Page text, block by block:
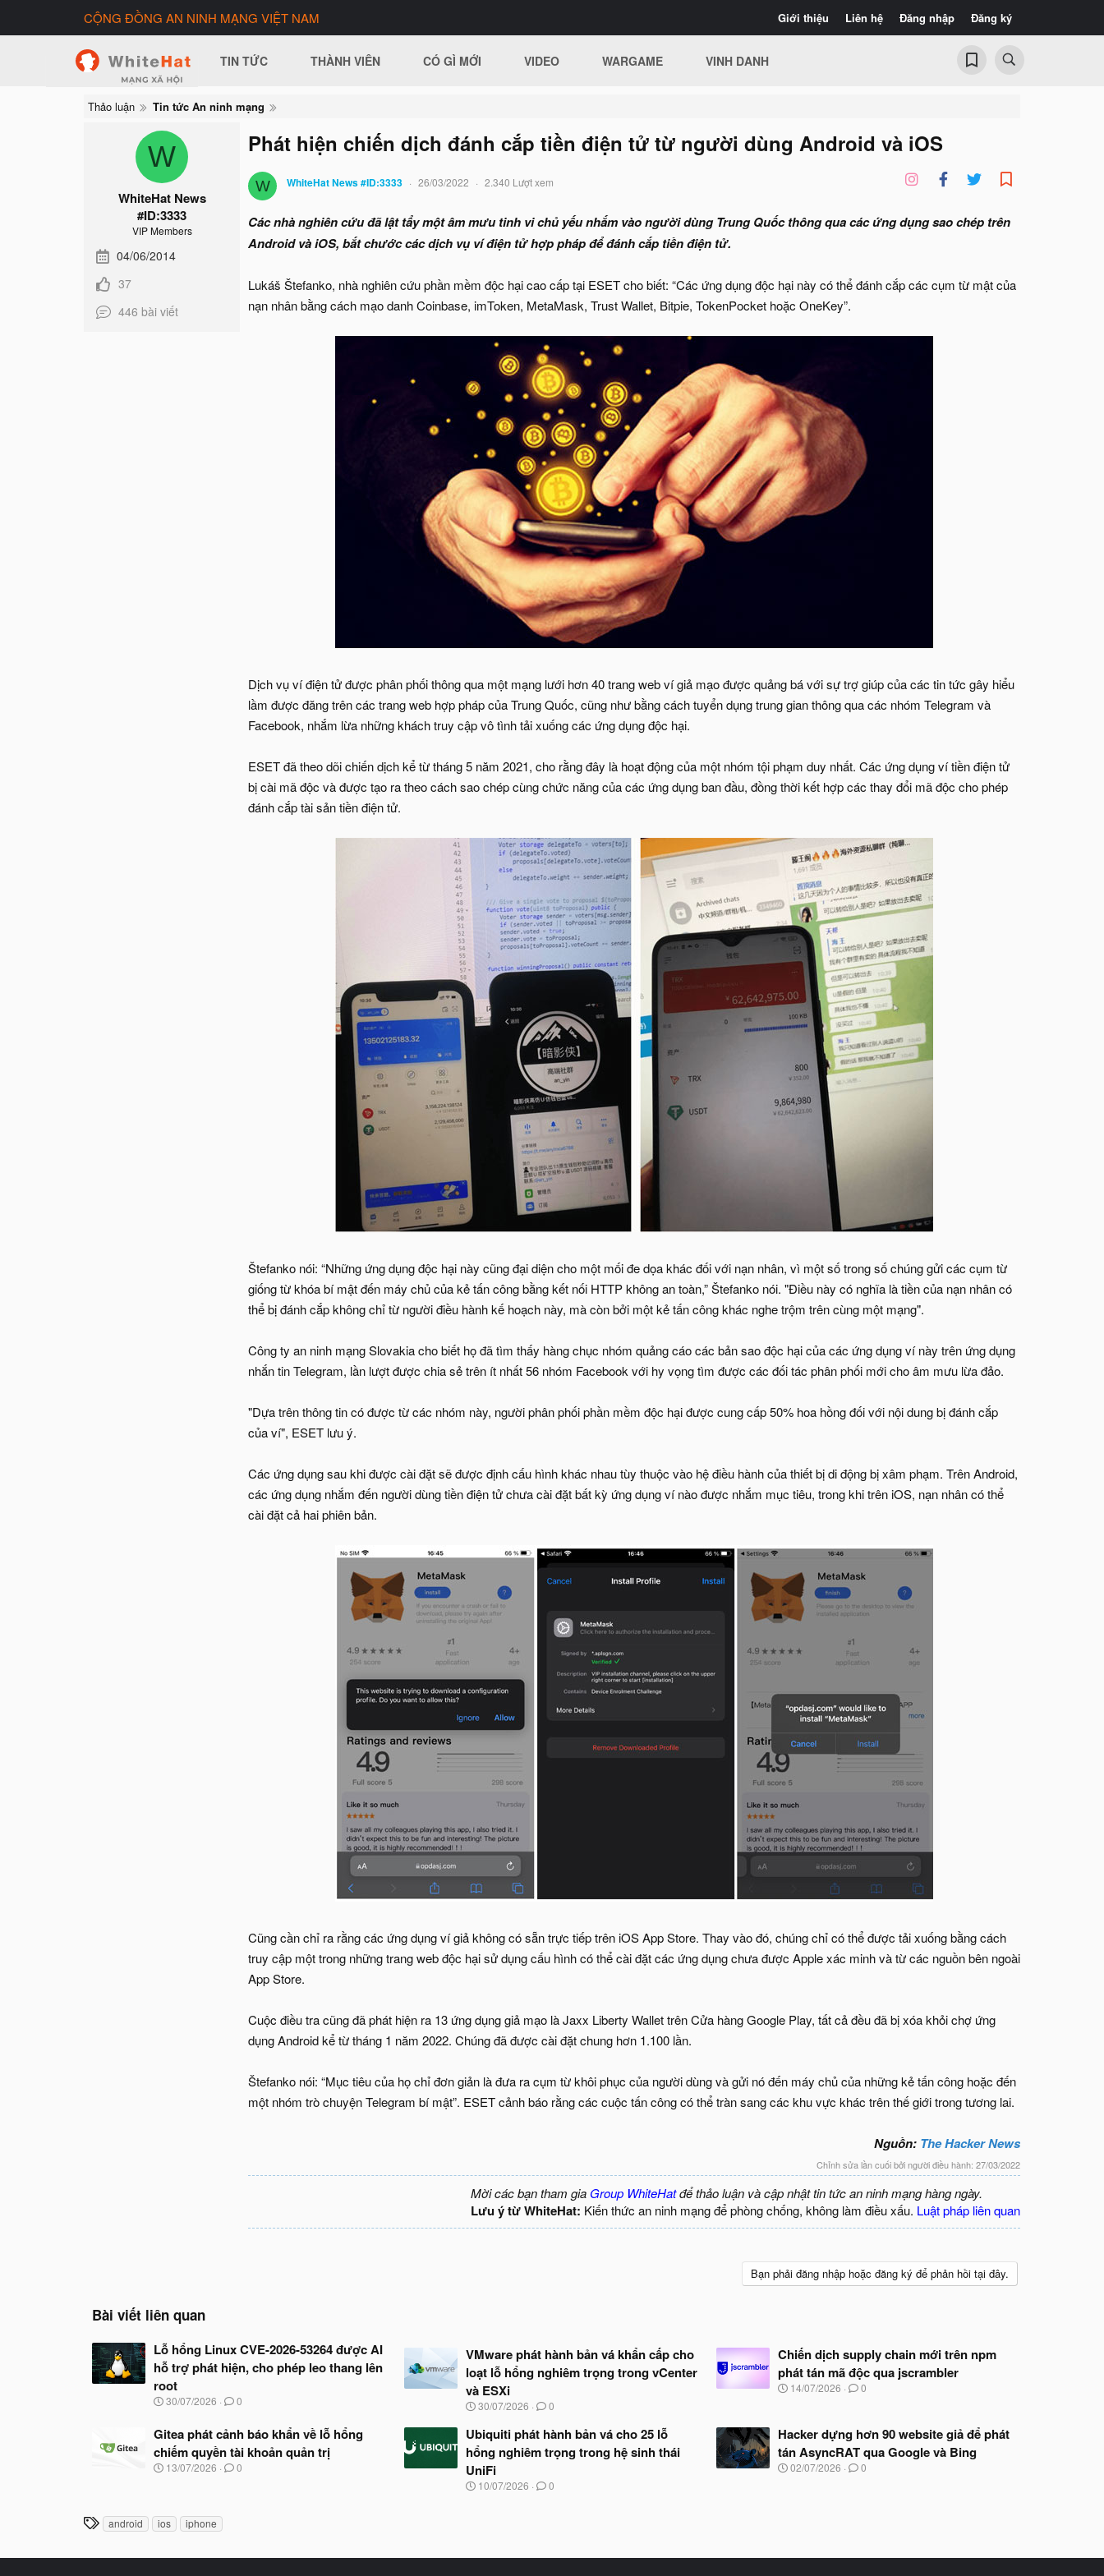
Giới thiệu Liên hệ Đăng nhập Đăng ký
CỘNG ĐỒNG AN NINH MẠNG VIỆT NAM
TIN TỨC THÀNH VIÊN CÓ GÌ MỚI VIDEO WARGAME VINH DANH
Thảo luận Tin tức An ninh mạng
W
WhiteHat News
#ID:3333
VIP Members
04/06/2014
37
446 bài viết
Phát hiện chiến dịch đánh cắp tiền điện tử từ người dùng Android và iOS
W WhiteHat News #ID:3333 26/03/2022 2.340 Lượt xem
Các nhà nghiên cứu đã lật tẩy một âm mưu tinh vi chủ yếu nhắm vào người dùng Trung Quốc thông qua các ứng dụng sao chép trên
Android và iOS, bắt chước các dịch vụ ví điện tử hợp pháp để đánh cắp tiền điện tử.
Lukáš Štefanko, nhà nghiên cứu phần mềm độc hại cao cấp tại ESET cho biết: “Các ứng dụng độc hại này có thể đánh cắp các cụm từ mật của
nạn nhân bằng cách mạo danh Coinbase, imToken, MetaMask, Trust Wallet, Bitpie, TokenPocket hoặc OneKey”.
Dịch vụ ví điện tử được phân phối thông qua một mạng lưới hơn 40 trang web ví giả mạo được quảng bá với sự trợ giúp của các tin tức gây hiểu
lầm được đăng trên các trang web hợp pháp của Trung Quốc, cũng như bằng cách tuyển dụng trung gian thông qua các nhóm Telegram và
Facebook, nhắm lừa những khách truy cập vô tình tải xuống các ứng dụng độc hại.
ESET đã theo dõi chiến dịch kể từ tháng 5 năm 2021, cho rằng đây là hoạt động của một nhóm tội phạm duy nhất. Các ứng dụng ví tiền điện tử
bị cài mã độc và được tạo ra theo cách sao chép cùng chức năng của các ứng dụng ban đầu, đồng thời kết hợp các thay đổi mã độc cho phép
đánh cắp tài sản tiền điện tử.
Štefanko nói: “Những ứng dụng độc hại này cũng đại diện cho một mối đe dọa khác đối với nạn nhân, vì một số trong số chúng gửi các cụm từ
giống từ khóa bí mật đến máy chủ của kẻ tấn công bằng kết nối HTTP không an toàn,” Štefanko nói. "Điều này có nghĩa là tiền của nạn nhân có
thể bị đánh cắp không chỉ từ người điều hành kế hoạch này, mà còn bởi một kẻ tấn công khác nghe trộm trên cùng một mạng".
Công ty an ninh mạng Slovakia cho biết họ đã tìm thấy hàng chục nhóm quảng cáo các bản sao độc hại của các ứng dụng ví này trên ứng dụng
nhắn tin Telegram, lần lượt được chia sẻ trên ít nhất 56 nhóm Facebook với hy vọng tìm được các đối tác phân phối mới cho âm mưu lừa đảo.
"Dựa trên thông tin có được từ các nhóm này, người phân phối phần mềm độc hại được cung cấp 50% hoa hồng đối với nội dung bị đánh cắp
của ví", ESET lưu ý.
Các ứng dụng sau khi được cài đặt sẽ được định cấu hình khác nhau tùy thuộc vào hệ điều hành của thiết bị di động bị xâm phạm. Trên Android,
các ứng dụng nhắm đến người dùng tiền điện tử chưa cài đặt bất kỳ ứng dụng ví nào được nhắm mục tiêu, trong khi trên iOS, nạn nhân có thể
cài đặt cả hai phiên bản.
Cũng cần chỉ ra rằng các ứng dụng ví giả không có sẵn trực tiếp trên iOS App Store. Thay vào đó, chúng chỉ có thể được tải xuống bằng cách
truy cập một trong những trang web độc hại sử dụng cấu hình có thể cài đặt các ứng dụng chưa được Apple xác minh và từ các nguồn bên ngoài
App Store.
Cuộc điều tra cũng đã phát hiện ra 13 ứng dụng giả mạo là Jaxx Liberty Wallet trên Cửa hàng Google Play, tất cả đều đã bị xóa khỏi chợ ứng
dụng Android kể từ tháng 1 năm 2022. Chúng đã được cài đặt chung hơn 1.100 lần.
Štefanko nói: “Mục tiêu của họ chỉ đơn giản là đưa ra cụm từ khôi phục của người dùng và gửi nó đến máy chủ của những kẻ tấn công hoặc đến
một nhóm trò chuyện Telegram bí mật”. ESET cảnh báo rằng các cuộc tấn công có thể tràn sang các khu vực khác trên thế giới trong tương lai.
Nguồn: The Hacker News
Chỉnh sửa lần cuối bởi người điều hành: 27/03/2022
Mời các bạn tham gia Group WhiteHatđể thảo luận và cập nhật tin tức an ninh mạng hàng ngày.
Lưu ý từ WhiteHat: Kiến thức an ninh mạng để phòng chống, không làm điều xấu. Luật pháp liên quan
Bạn phải đăng nhập hoặc đăng ký để phản hồi tại đây.
Bài viết liên quan
Lỗ hổng Linux CVE-2026-53264 được AI
hỗ trợ phát hiện, cho phép leo thang lên
root
N
y
b
ắ
u
30/07/2026 0
VMware phát hành bản vá khẩn cấp cho
loạt lỗ hổng nghiêm trọng trong vCenter
và ESXi
N
à
y
b
ắ
t
30/07/2026 0
Chiến dịch supply chain mới trên npm
phát tán mã độc qua jscrambler
N
b
ắ
t
14/07/2026 0
Gitea phát cảnh báo khẩn về lỗ hổng
chiếm quyền tài khoản quản trị
N
b
ắ
đ
13/07/2026 0
Ubiquiti phát hành bản vá cho 25 lỗ
hổng nghiêm trọng trong hệ sinh thái
UniFi
N
10/07/2026 0
Hacker dựng hơn 90 website giả để phát
tán AsyncRAT qua Google và Bing
N
đ
02/07/2026 0
T
ẻ
android ios iphone